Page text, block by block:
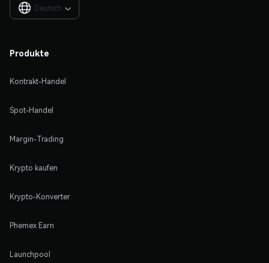
Deutsch 
Produkte
Kontrakt-Handel
Spot-Handel
Margin-Trading
Krypto kaufen
Krypto-Konverter
Phemex Earn
Launchpool